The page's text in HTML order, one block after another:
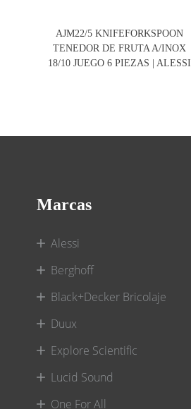
AJM22/5 KNIFEFORKSPOON
TENEDOR DE FRUTA A/INOX
18/10 JUEGO 6 PIEZAS | ALESSI
Marcas
Alessi
Berghoff
Black+Decker Bricolaje
Duux
Explore Scientific
Lucid Sound
One For All